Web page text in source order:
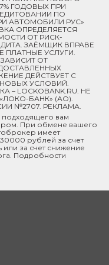
ГОДОВЫХ ПРИ
ПО
АВТОМОБИЛИ РУС»
ОПРЕДЕЛЯЕТСЯ
ОТ РИСК-
ЗАЁМЩИК ВПРАВЕ
ПЛАТНЫЕ УСЛУГИ.
ОТ
ДЕЙСТВУЕТ С
НОВЫХ УСЛОВИЙ.
LOCKOBANK.RU. НЕ
БАНК» (АО).
№2707. РЕКЛАМА.
вам
При обмене вашего
имеет
рублей за счет
за счет снижение
Подробности